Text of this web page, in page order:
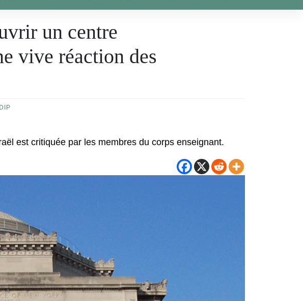
un centre
vive réaction des
est critiquée par les membres du corps enseignant.